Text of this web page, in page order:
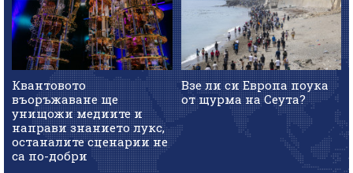
Квантовото
въоръжаване ще
унищожи медиите и
направи знанието лукс,
останалите сценарии не
са по-добри
Взе ли си Европа поука
от щурма на Сеута?